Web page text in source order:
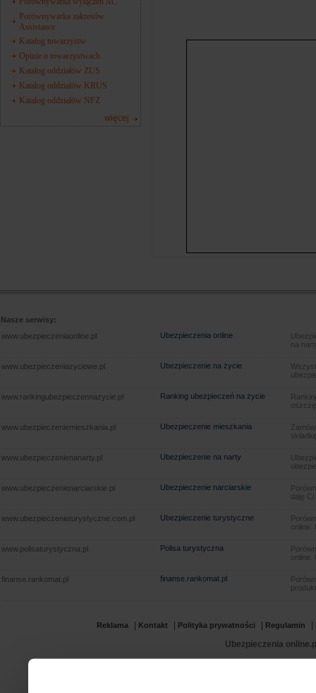
Porównywarka zakresów
Assistance
Katalog towarzystw
Opinie o towarzystwach
Katalog oddziałów ZUS
Katalog oddziałów KRUS
Katalog oddziałów NFZ
więcej
Nasze serwisy:
www.ubezpieczeniaonline.pl
Ubezpieczenia online
na
www.ubezpieczeniazyciowe.pl Ubezpieczenie na życie
www.rankingubezpieczennazycie.pl Ranking ubezpieczeń na życie
www.ubezpieczeniemieszkania.pl Ubezpieczenie mieszkania
www.ubezpieczenienanarty.pl Ubezpieczenie na narty
www.ubezpieczenienarciarskie.pl Ubezpieczenie narciarskie
daję
www.ubezpieczenieturystyczne.com.pl Ubezpieczenie turystyczne
www.polisaturystyczna.pl Polisa turystyczna
finanse.rankomat.pl finanse.rankomat.pl
Reklama Kontakt Polityka prywatności Regulamin
Ubezpieczenia